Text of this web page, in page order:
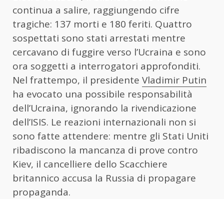
continua a salire, raggiungendo cifre
tragiche: 137 morti e 180 feriti. Quattro
sospettati sono stati arrestati mentre
cercavano di fuggire verso l’Ucraina e sono
ora soggetti a interrogatori approfonditi.
Nel frattempo, il presidente Vladimir Putin
ha evocato una possibile responsabilità
dell’Ucraina, ignorando la rivendicazione
dell’ISIS. Le reazioni internazionali non si
sono fatte attendere: mentre gli Stati Uniti
ribadiscono la mancanza di prove contro
Kiev, il cancelliere dello Scacchiere
britannico accusa la Russia di propagare
propaganda.